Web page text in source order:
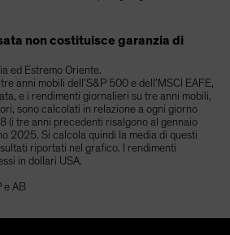
non costituisce garanzia di
ed Estremo Oriente.
anni mobili dell’S&P 500 e dell’MSCI EAFE,
e i rendimenti giornalieri su tre anni mobili,
sono calcolati in relazione a ogni giorno
(i tre anni precedenti risalgono al gennaio
2025. Si calcola quindi la media di questi
riportati nel grafico. I rendimenti
in dollari USA.
e AB